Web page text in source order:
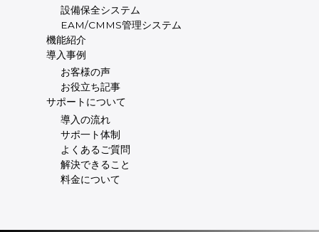
設備保全システム
EAM/CMMS管理システム
機能紹介
導入事例
お客様の声
お役立ち記事
サポートについて
導入の流れ
サポ一ト体制
よくあるご質問
解決できること
料金について